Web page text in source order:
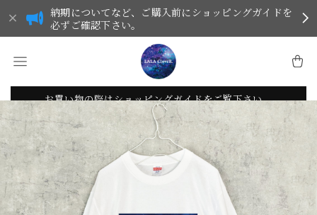
納期についてなど、ご購入前にショッピングガイドを
必ずご確認下さい。
お買い物の際はショッピングガイドをご覧下さい。